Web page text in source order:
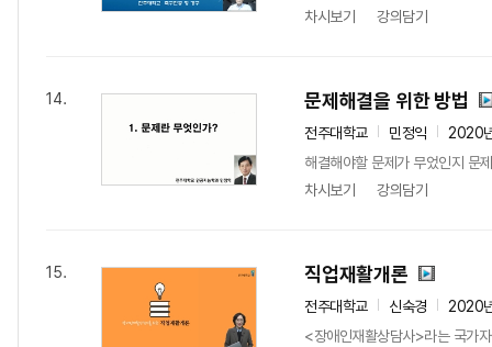
차시보기
강의담기
14. 문제해결을 위한 방법
전주대학교 민정익
2020
해결해야할 문제가 무었인지 문
차시보기
강의담기
15. 직업재활개론
전주대학교 신숙경
2020
<장애인재활상담사>라는 국가